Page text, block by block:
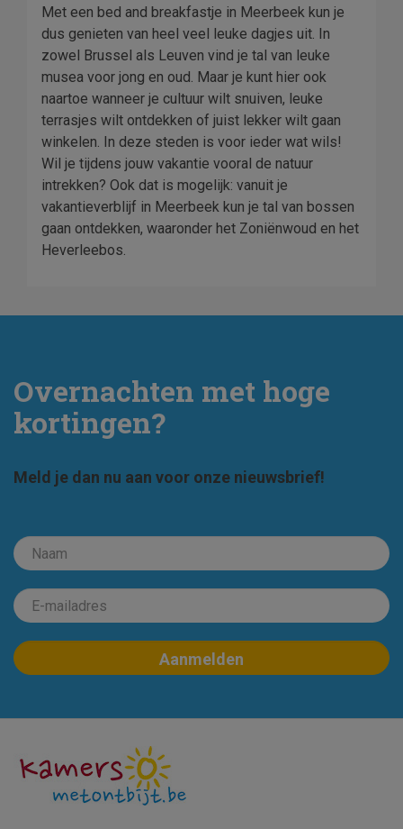
Met een bed and breakfastje in Meerbeek kun je
dus genieten van heel veel leuke dagjes uit. In
zowel Brussel als Leuven vind je tal van leuke
musea voor jong en oud. Maar je kunt hier ook
naartoe wanneer je cultuur wilt snuiven, leuke
terrasjes wilt ontdekken of juist lekker wilt gaan
winkelen. In deze steden is voor ieder wat wils!
Wil je tijdens jouw vakantie vooral de natuur
intrekken? Ook dat is mogelijk: vanuit je
vakantieverblijf in Meerbeek kun je tal van bossen
gaan ontdekken, waaronder het Zoniënwoud en het
Heverleebos.
Overnachten met hoge
kortingen?
Meld je dan nu aan voor onze nieuwsbrief!